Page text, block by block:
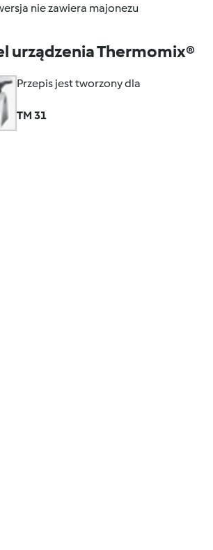
nie zawiera majonezu
urządzenia Thermomix®
Przepis jest tworzony dla
TM 31